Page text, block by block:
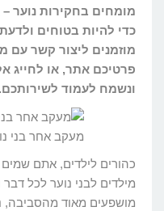
מומחים בחקירות נוער
כדי להיות בטוחים
מוזמנים ליצור קשר עם
ונשמח לעמוד לשירותכם.
מעקב אחר בני
כהורים לילדים, אתם שמים
מילדים לבני נוער לכל דבר
מושפעים מאוד מהסביבה,